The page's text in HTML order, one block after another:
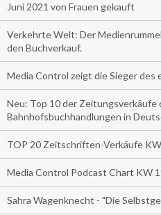
Juni 2021 von Frauen gekauft
Verkehrte Welt: Der
den Buchverkauf.
Media Control zeigt die Sieger des
Neu: Top 10 der Zeitungsverkäufe
Bahnhofsbuchhandlungen in
TOP 20 Zeitschriften-Verkäufe
Media Control Podcast Chart KW
Sahra Wagenknecht - "Die